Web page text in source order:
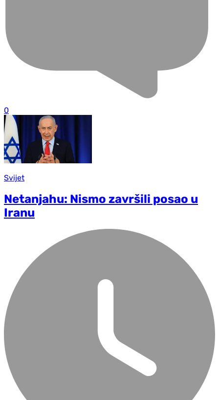
0
Svijet
Netanjahu: Nismo završili posao u
Iranu